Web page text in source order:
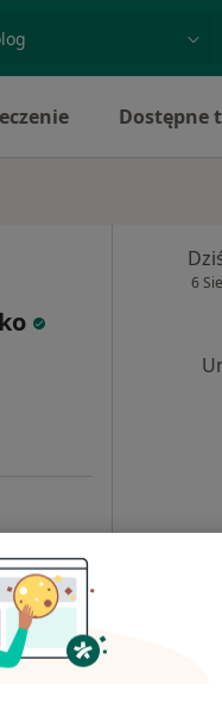
Dostępne
200 zł
6 Sie